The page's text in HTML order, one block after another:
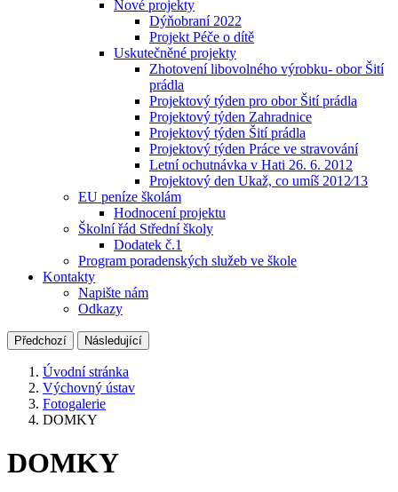
Nové projekty
Dýňobraní 2022
Projekt Péče o dítě
Uskutečněné projekty
Zhotovení libovolného výrobku- obor Šití
prádla
Projektový týden pro obor Šití prádla
Projektový týden Zahradnice
Projektový týden Šití prádla
Projektový týden Práce ve stravování
Letní ochutnávka v Hati 26. 6. 2012
Projektový den Ukaž, co umíš 2012⁄13
EU peníze školám
Hodnocení projektu
Školní řád Střední školy
Dodatek č.1
Program poradenských služeb ve škole
Kontakty
Napište nám
Odkazy
Předchozí Následující
Úvodní stránka
Výchovný ústav
Fotogalerie
DOMKY
DOMKY